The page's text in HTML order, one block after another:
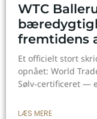
WTC
fremtidens
Et officielt stort
opnået: World
Sølv‑certificeret —
LÆS MERE